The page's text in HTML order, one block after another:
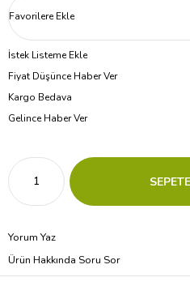
Favorilere Ekle
İstek Listeme Ekle
Fiyat Düşünce Haber Ver
Kargo Bedava
Gelince Haber Ver
Yorum Yaz
Ürün Hakkında Soru Sor